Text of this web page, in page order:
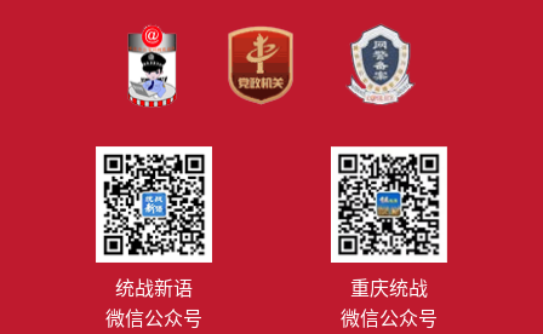
统战新语
微信公众号
重庆统战
微信公众号